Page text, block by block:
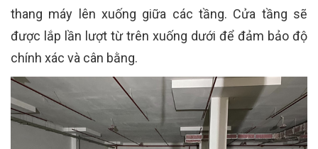
thang máy lên xuống giữa các tầng. Cửa tầng sẽ
được lắp lần lượt từ trên xuống dưới để đảm bảo độ
chính xác và cân bằng.